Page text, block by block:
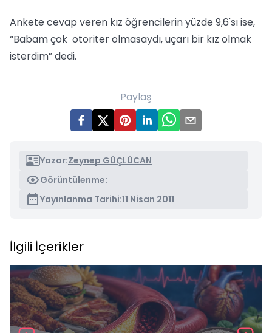
Ankete cevap veren kız öğrencilerin yüzde 9,6'sı ise,
“Babam çok otoriter olmasaydı, uçarı bir kız olmak
isterdim” dedi.
Paylaş
Yazar:Zeynep GÜÇLÜCAN
Görüntülenme:
Yayınlanma Tarihi:11 Nisan 2011
İlgili İçerikler